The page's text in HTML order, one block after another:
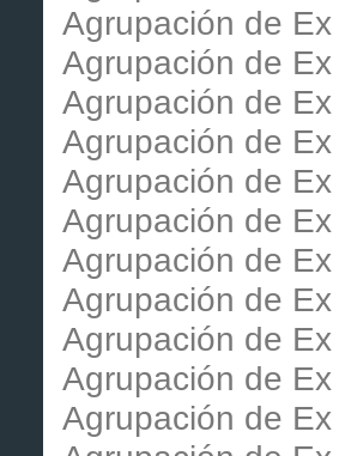
Agrupación de
Agrupación de
Agrupación de
Agrupación de
Agrupación de
Agrupación de
Agrupación de
Agrupación de
Agrupación de
Agrupación de
Agrupación de